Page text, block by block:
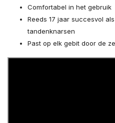
Comfortabel in het gebruik
Reeds 17 jaar succesvol
tandenknarsen
Past op elk gebit door de